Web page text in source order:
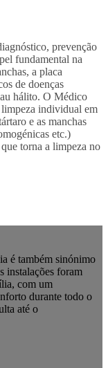
prevenção
fundamental na
a placa
de doenças
hálito. O Médico
limpeza individual em
e as manchas
etc.)
torna a limpeza no
é também sinónimo
instalações foram
com um
durante todo o
até o